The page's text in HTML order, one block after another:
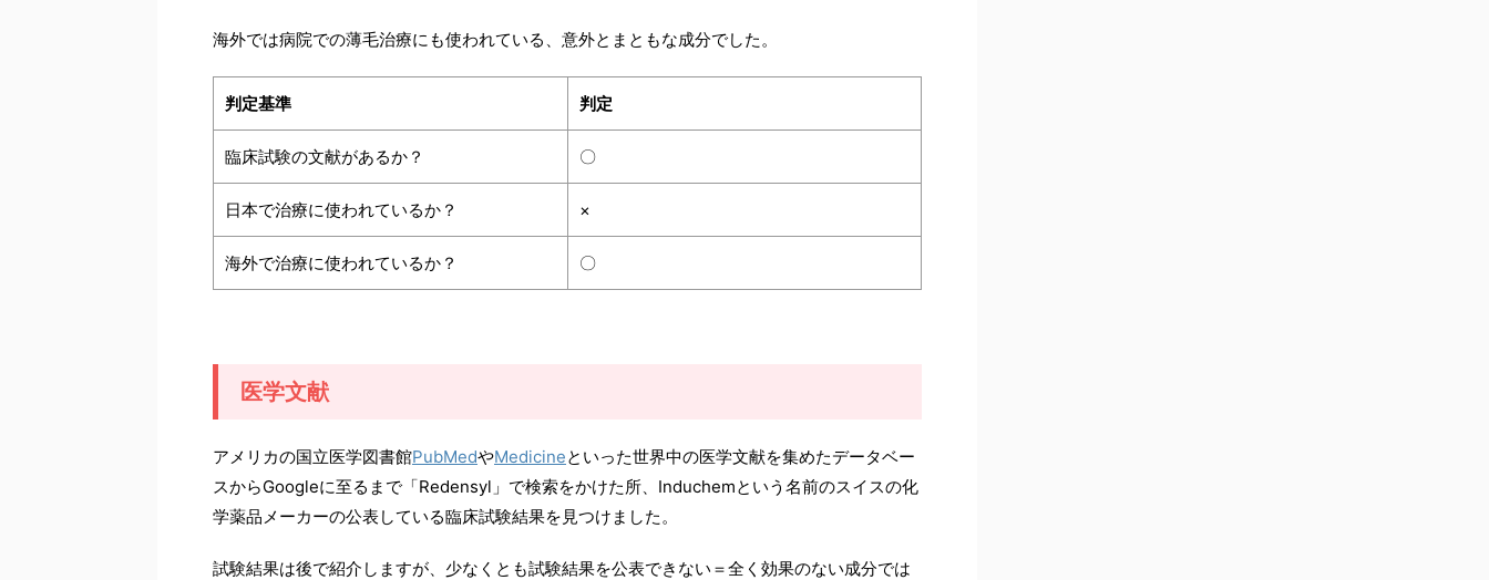
海外では病院での薄毛治療にも使われている、意外とまともな成分でした。
判定基準 判定
臨床試験の文献があるか？ 〇
日本で治療に使われているか？ ×
海外で治療に使われているか？ 〇
医学文献
アメリカの国立医学図書館PubMedやMedicineといった世界中の医学文献を集めたデータベー
スからGoogleに至るまで「Redensyl」で検索をかけた所、Induchemという名前のスイスの化
学薬品メーカーの公表している臨床試験結果を見つけました。
試験結果は後で紹介しますが、少なくとも試験結果を公表できない＝全く効果のない成分では